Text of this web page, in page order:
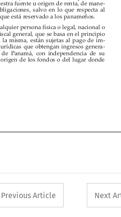


















              
         
       
        
          
            
        

          
            
persona física o legal, nacional o
general, que se basa en el principio
están sujetas al pago de im
-
urídicas que obtengan ingresos genera-
Panamá, con independencia de su
de los fondos o del lugar donde
persona física o legal, nacional o
general, que se basa en el principio
misma, están sujetas al pago de im
-
urídicas que obtengan ingresos genera-
Panamá, con independencia de su
de los fondos o del lugar donde
persona física o legal, nacional o
general, que se bas  a
en el
principio
la mis  ma,están sujeta s al pago de
im-
jurídicas que obtengan ingresos genera-
de Panamá, independenc de
origen de los fondos o del lugar donde
button used
Previous Article Next